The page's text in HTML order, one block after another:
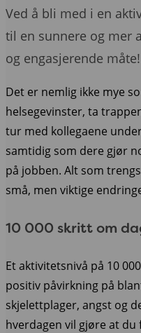
Ved å bli med i en
til en sunnere og mer
og engasjerende måte!
Det er nemlig ikke mye
helsegevinster, ta
tur med kollegaene
samtidig som dere gjør
på jobben. Alt som
små, men viktige
10 000 skritt om
Et aktivitetsnivå på 10
positiv påvirkning på
skjelettplager, angst og
hverdagen vil gjøre at